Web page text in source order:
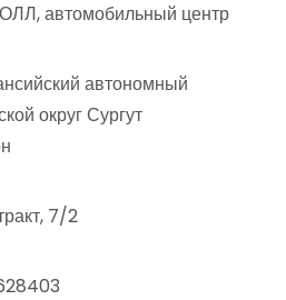
автомобильный центр
автономный
округ Сургут
7/2